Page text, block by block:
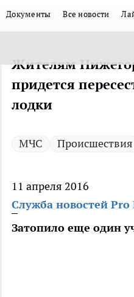
Документы Все новости
Жителям
придется
лодки
МЧС Происшествия
11 апреля 2016
Служба новостей
Затопило еще один